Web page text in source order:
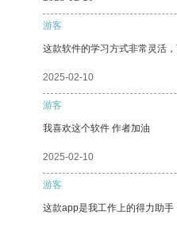
游客
这款软件的学习方式非常灵活
2025-02-10
游客
我喜欢这个软件 作者加油
2025-02-10
游客
这款app是我工作上的得力助手